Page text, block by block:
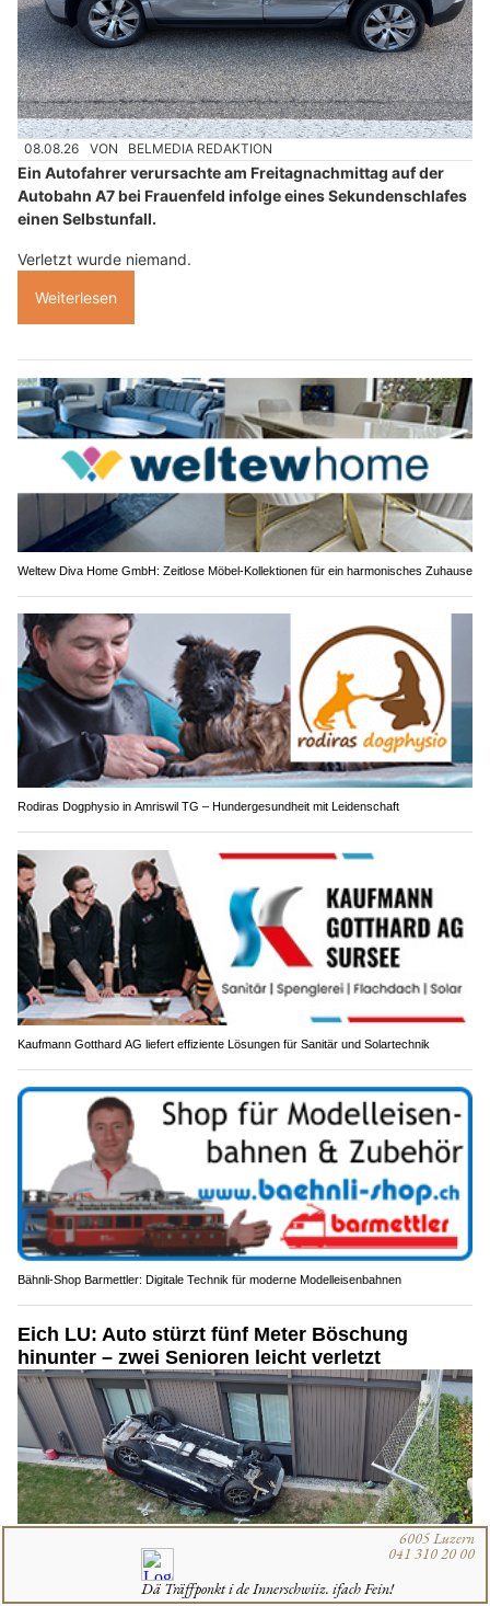
08.08.26 VON BELMEDIA REDAKTION
Ein Autofahrer verursachte am Freitagnachmittag auf der
Autobahn A7 bei Frauenfeld infolge eines Sekundenschlafes
einen Selbstunfall.
Verletzt wurde niemand.
Weiterlesen
Weltew Diva Home GmbH: Zeitlose Möbel-Kollektionen für ein harmonisches Zuhause
Rodiras Dogphysio in Amriswil TG – Hundergesundheit mit Leidenschaft
Kaufmann Gotthard AG liefert effiziente Lösungen für Sanitär und Solartechnik
Bähnli-Shop Barmettler: Digitale Technik für moderne Modelleisenbahnen
Eich LU: Auto stürzt fünf Meter Böschung
hinunter – zwei Senioren leicht verletzt